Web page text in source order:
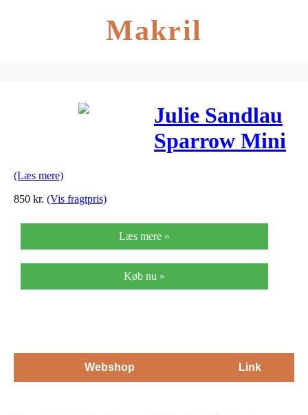
Makril
Julie Sandlau
Sparrow Mini
(Læs mere)
850 kr. (Vis fragtpris)
Læs mere »
Køb nu »
Webshop Link